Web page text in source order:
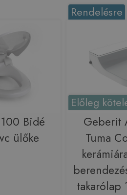
Bidé
ülőke
Rendelésre
Előleg
Geberit
Tuma
takarólap